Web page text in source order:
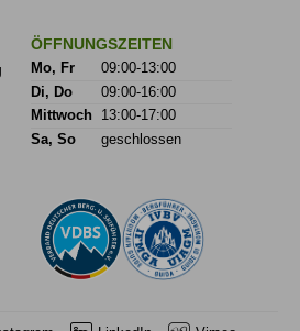
ÖFFNUNGSZEITEN
Mo, Fr
09:00-13:00
Di, Do
09:00-16:00
Mittwoch
13:00-17:00
Sa, So
geschlossen